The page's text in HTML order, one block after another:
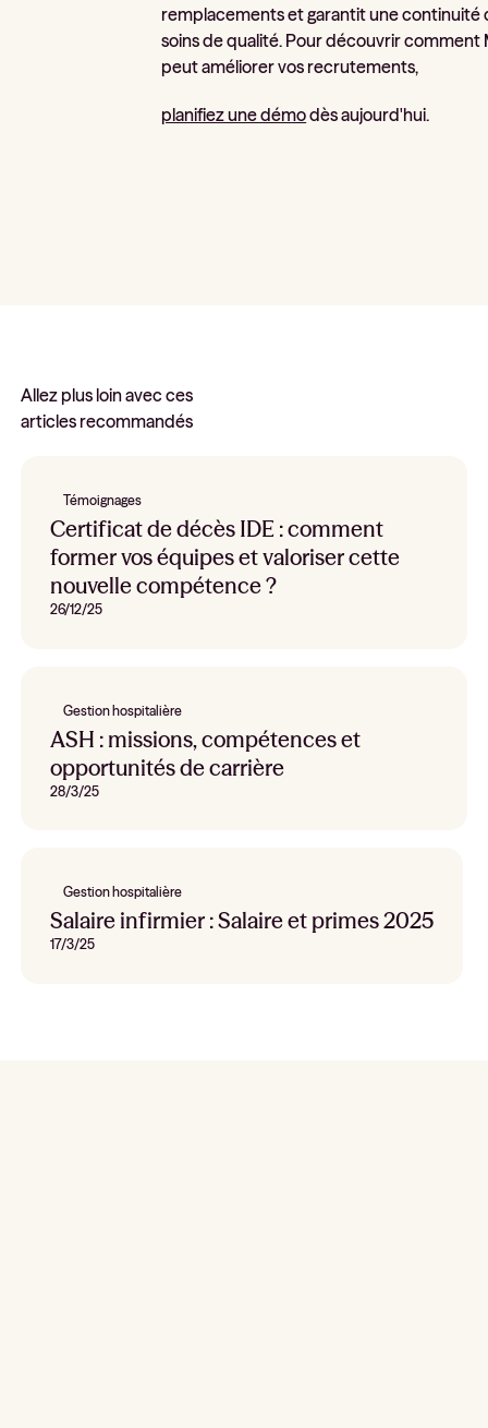
remplacements et garantit une continuité
soins de qualité. Pour découvrir comment
peut améliorer vos recrutements,
planifiez une démodès aujourd'hui.
Allez plus loin avec ces
articles recommandés
Témoignages
Certificat de décès IDE : comment
former vos équipes et valoriser cette
nouvelle compétence ?
26/12/25
Gestion hospitalière
ASH : missions, compétences et
opportunités de carrière
28/3/25
Gestion hospitalière
Salaire infirmier : Salaire et primes 2025
17/3/25